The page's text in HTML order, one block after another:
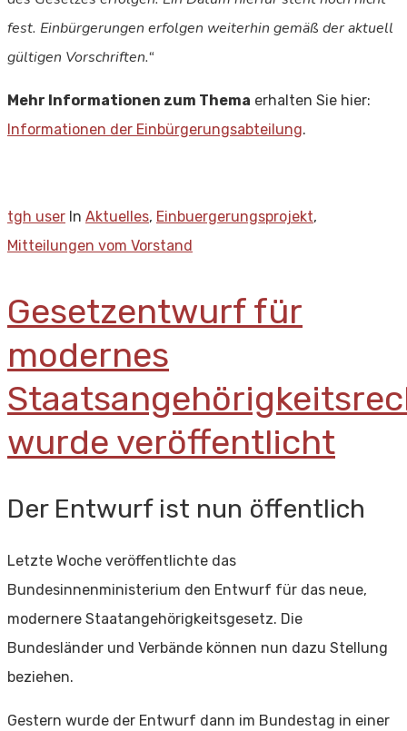
fest. Einbürgerungen erfolgen weiterhin gemäß der aktuell
gültigen Vorschriften.“
Mehr Informationen zum Thema erhalten Sie hier:
Informationen der Einbürgerungsabteilung.
tgh user In Aktuelles, Einbuergerungsprojekt,
Mitteilungen vom Vorstand
Gesetzentwurf für
modernes
wurde veröffentlicht
Der Entwurf ist nun öffentlich
Letzte Woche veröffentlichte das
Bundesinnenministerium den Entwurf für das neue,
modernere Staatangehörigkeitsgesetz. Die
Bundesländer und Verbände können nun dazu Stellung
beziehen.
Gestern wurde der Entwurf dann im Bundestag in einer